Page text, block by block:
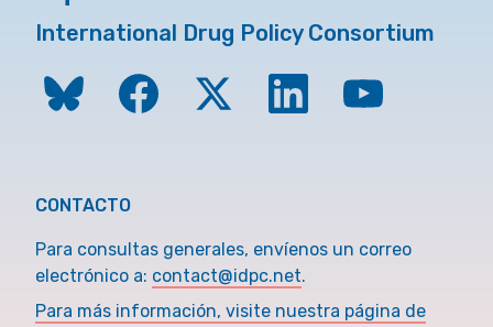
International Drug Policy Consortium
CONTACTO
Para consultas generales, envíenos un correo
electrónico a: contact@idpc.net.
Para más información, visite nuestra página de